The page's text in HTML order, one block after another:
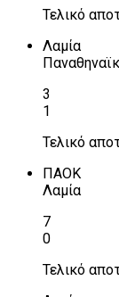
Τελικό
Λαμία
3
1
Τελικό
ΠΑΟΚ
Λαμία
7
0
Τελικό